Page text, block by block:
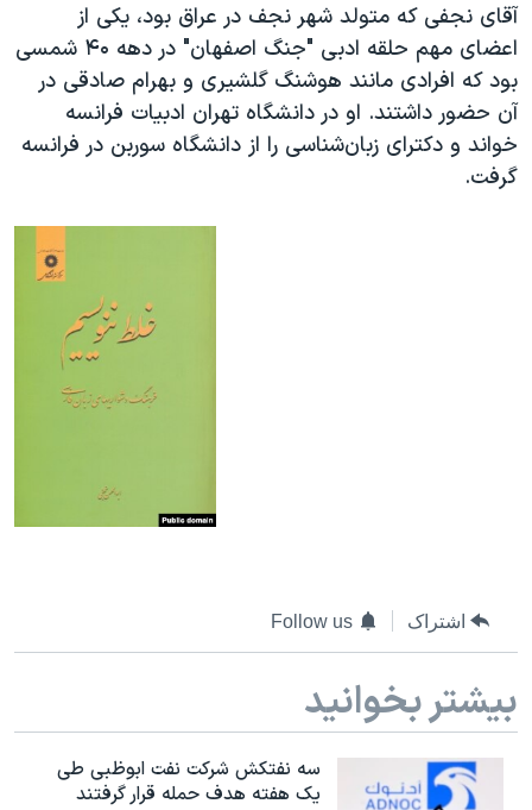
آقای نجفی که متولد شهر نجف در عراق بود، یکی از
اعضای مهم حلقه ادبی "جنگ اصفهان" در دهه ۴۰ شمسی
بود که افرادی مانند هوشنگ گلشیری و بهرام صادقی در
آن حضور داشتند. او در دانشگاه تهران ادبیات فرانسه
خواند و دکترای زبان‌شناسی را از دانشگاه سوربن در فرانسه
گرفت.
اشتراک Follow us
بیشتر بخوانید
سه نفتکش شرکت نفت ابوظبی طی
یک هفته هدف حمله قرار گرفتند